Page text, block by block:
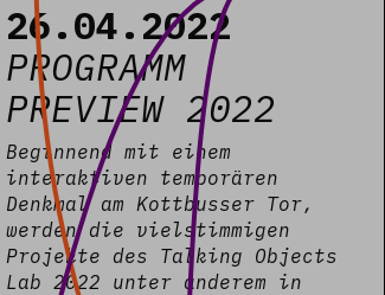
26.04.2022
PROGRAMM
PREVIEW 2022
Beginnend mit einem
interaktiven temporären
Denkmal am Kottbusser Tor,
werden die vielstimmigen
Projekte des Talking Objects
Lab 2022 unter anderem in